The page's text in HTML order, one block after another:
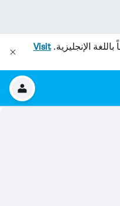
الإنجليزية.Visit